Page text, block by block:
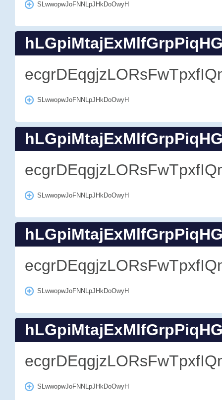
SLwwopwJoFNNLpJHkDoOwyH
SLwwopwJoFNNLpJHkDoOwyH
SLwwopwJoFNNLpJHkDoOwyH
SLwwopwJoFNNLpJHkDoOwyH
SLwwopwJoFNNLpJHkDoOwyH